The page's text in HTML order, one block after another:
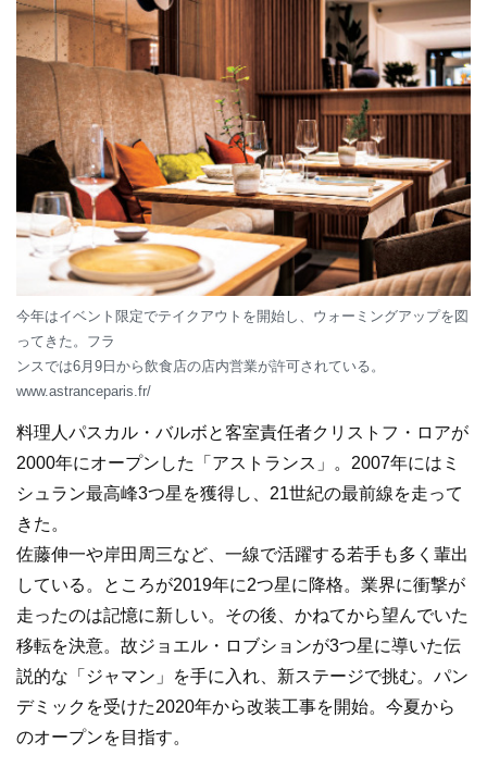
今年はイベント限定でテイクアウトを開始し、ウォーミングアップを図
ってきた。フラ
ンスでは6月9日から飲食店の店内営業が許可されている。
www.astranceparis.fr/
料理人パスカル・バルボと客室責任者クリストフ・ロアが
2000年にオープンした「アストランス」。2007年にはミ
シュラン最高峰3つ星を獲得し、21世紀の最前線を走って
きた。
佐藤伸一や岸田周三など、一線で活躍する若手も多く輩出
している。ところが2019年に2つ星に降格。業界に衝撃が
走ったのは記憶に新しい。その後、かねてから望んでいた
移転を決意。故ジョエル・ロブションが3つ星に導いた伝
説的な「ジャマン」を手に入れ、新ステージで挑む。パン
デミックを受けた2020年から改装工事を開始。今夏から
のオープンを目指す。